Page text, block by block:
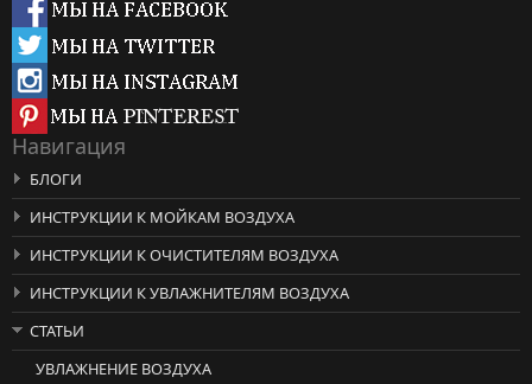
Навигация
БЛОГИ
ИНСТРУКЦИИ К МОЙКАМ ВОЗДУХА
ИНСТРУКЦИИ К ОЧИСТИТЕЛЯМ ВОЗДУХА
ИНСТРУКЦИИ К УВЛАЖНИТЕЛЯМ ВОЗДУХА
СТАТЬИ
УВЛАЖНЕНИЕ ВОЗДУХА